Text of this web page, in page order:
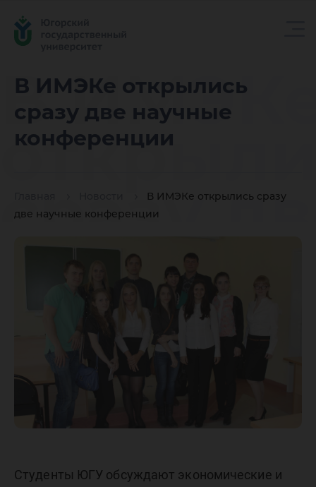
В ИМЭКе открылись
сразу две научные
конференции
В ИМЭКе открылись сразу
две научные конференции
В
сразу
Студенты ЮГУ обсуждают экономические и